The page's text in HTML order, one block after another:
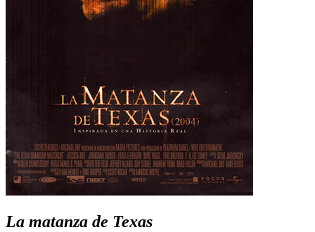
La matanza de Texas